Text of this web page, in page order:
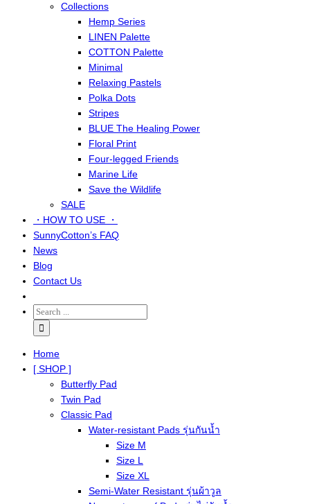
Collections
Hemp Series
LINEN Palette
COTTON Palette
Minimal
Relaxing Pastels
Polka Dots
Stripes
BLUE The Healing Power
Floral Print
Four-legged Friends
Marine Life
Save the Wildlife
SALE
・HOW TO USE ・
SunnyCotton’s FAQ
News
Blog
Contact Us
Home
[ SHOP ]
Butterfly Pad
Twin Pad
Classic Pad
Water-resistant Pads รุ่นกันน้ำ
Size M
Size L
Size XL
Semi-Water Resistant รุ่นผ้าวูล